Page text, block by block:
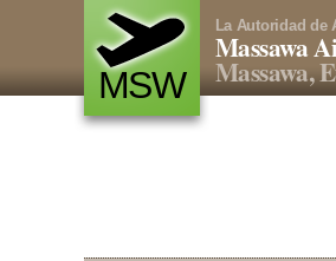
MSW
La Autoridad de
Massawa
Massawa,